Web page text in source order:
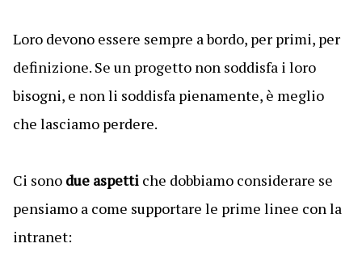
Loro devono essere sempre a bordo, per primi, per
definizione. Se un progetto non soddisfa i loro
bisogni, e non li soddisfa pienamente, è meglio
che lasciamo perdere.
Ci sono due aspettiche dobbiamo considerare se
pensiamo a come supportare le prime linee con la
intranet: